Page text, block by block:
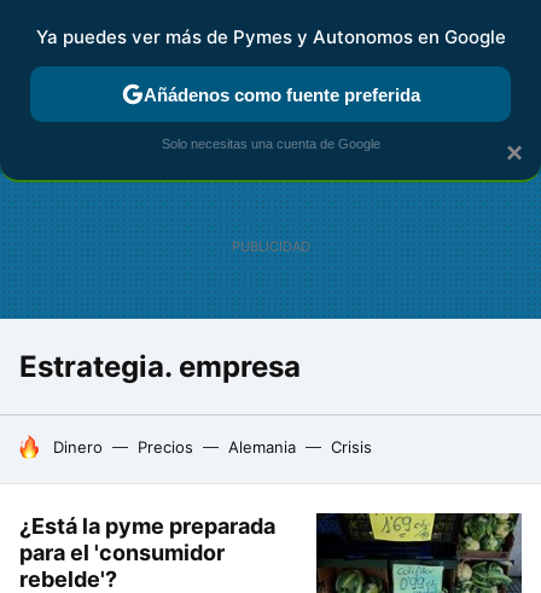
FISCALIDAD Y CONTABILIDAD KIT DIGITAL RENTA
Estrategia. empresa
HOY SE HABLA DE
Dinero Precios Alemania Crisis
¿Está la pyme preparada
para el 'consumidor
rebelde'?
×
Ya puedes ver más de Pymes y Autonomos en Google
Añádenos como fuente preferida
Solo necesitas una cuenta de Google